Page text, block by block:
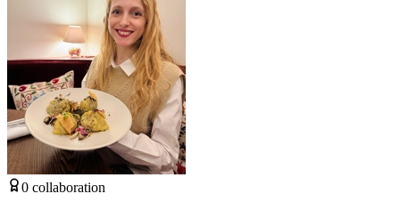
0 collaboration